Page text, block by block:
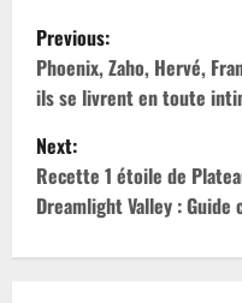
P
o
s
t
n
Previous:
Phoenix, Zaho, Hervé,
ils se livrent en toute
Next:
Recette 1 étoile de
Dreamlight Valley :